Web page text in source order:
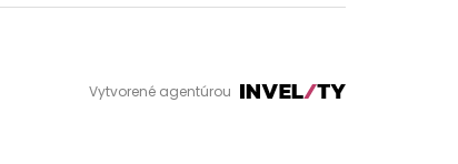
Vytvorené agentúrou